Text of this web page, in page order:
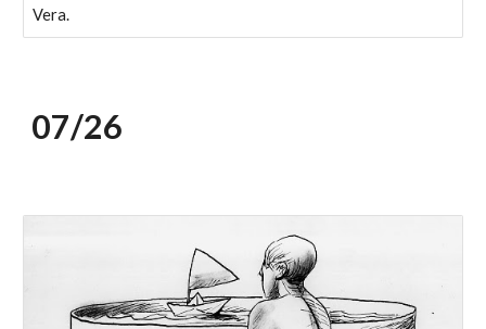
Vera.
07/26